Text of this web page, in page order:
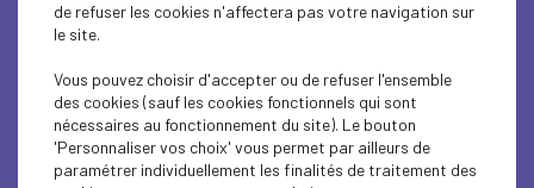
de refuser les cookies n'affectera pas votre navigation sur
le site.
Vous pouvez choisir d'accepter ou de refuser l'ensemble
des cookies (sauf les cookies fonctionnels qui sont
nécessaires au fonctionnement du site). Le bouton
'Personnaliser vos choix' vous permet par ailleurs de
paramétrer individuellement les finalités de traitement des